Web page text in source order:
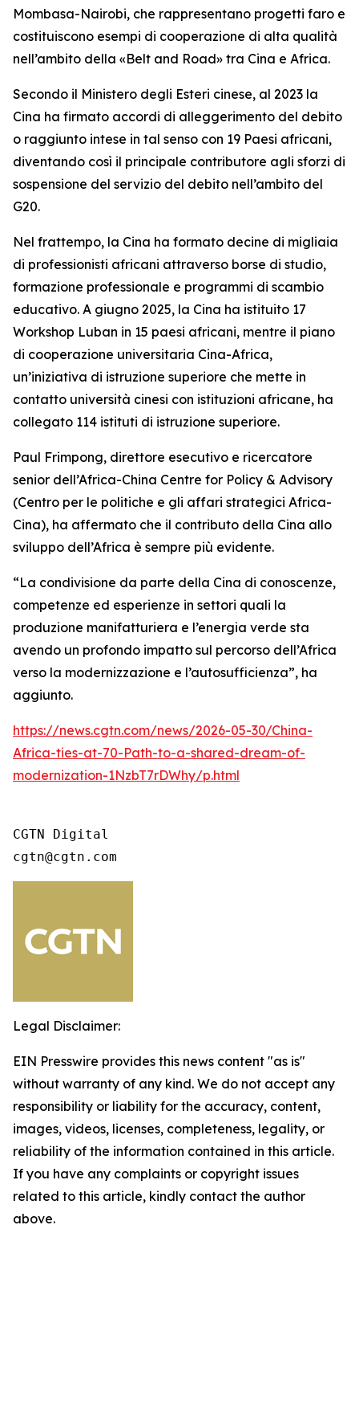
Mombasa-Nairobi, che rappresentano progetti faro e
costituiscono esempi di cooperazione di alta qualità
nell’ambito della «Belt and Road» tra Cina e Africa.
Secondo il Ministero degli Esteri cinese, al 2023 la
Cina ha firmato accordi di alleggerimento del debito
o raggiunto intese in tal senso con 19 Paesi africani,
diventando così il principale contributore agli sforzi di
sospensione del servizio del debito nell’ambito del
G20.
Nel frattempo, la Cina ha formato decine di migliaia
di professionisti africani attraverso borse di studio,
formazione professionale e programmi di scambio
educativo. A giugno 2025, la Cina ha istituito 17
Workshop Luban in 15 paesi africani, mentre il piano
di cooperazione universitaria Cina-Africa,
un’iniziativa di istruzione superiore che mette in
contatto università cinesi con istituzioni africane, ha
collegato 114 istituti di istruzione superiore.
Paul Frimpong, direttore esecutivo e ricercatore
senior dell’Africa-China Centre for Policy & Advisory
(Centro per le politiche e gli affari strategici Africa-
Cina), ha affermato che il contributo della Cina allo
sviluppo dell’Africa è sempre più evidente.
“La condivisione da parte della Cina di conoscenze,
competenze ed esperienze in settori quali la
produzione manifatturiera e l’energia verde sta
avendo un profondo impatto sul percorso dell’Africa
verso la modernizzazione e l’autosufficienza”, ha
aggiunto.
https://news.cgtn.com/news/2026-05-30/China-
Africa-ties-at-70-Path-to-a-shared-dream-of-
modernization-1NzbT7rDWhy/p.html
CGTN Digital
cgtn@cgtn.com
Legal Disclaimer:
EIN Presswire provides this news content "as is"
without warranty of any kind. We do not accept any
responsibility or liability for the accuracy, content,
images, videos, licenses, completeness, legality, or
reliability of the information contained in this article.
If you have any complaints or copyright issues
related to this article, kindly contact the author
above.